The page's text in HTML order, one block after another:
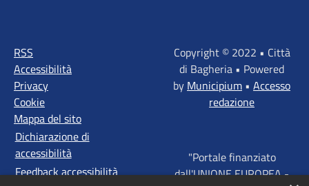
RSS
Accessibilità
Privacy
Cookie
Mappa del sito
Dichiarazione di
accessibilità
Feedback accessibilità
Copyright © 2022 • Città
di Bagheria • Powered
by Municipium • Accesso
redazione
"Portale finanziato
dall'UNIONE EUROPEA -